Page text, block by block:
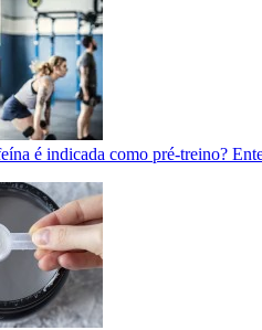
é indicada como pré-treino?